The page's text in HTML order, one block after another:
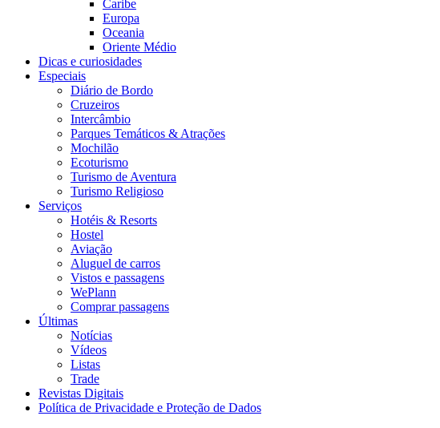
Caribe
Europa
Oceania
Oriente Médio
Dicas e curiosidades
Especiais
Diário de Bordo
Cruzeiros
Intercâmbio
Parques Temáticos & Atrações
Mochilão
Ecoturismo
Turismo de Aventura
Turismo Religioso
Serviços
Hotéis & Resorts
Hostel
Aviação
Aluguel de carros
Vistos e passagens
WePlann
Comprar passagens
Últimas
Notícias
Vídeos
Listas
Trade
Revistas Digitais
Política de Privacidade e Proteção de Dados